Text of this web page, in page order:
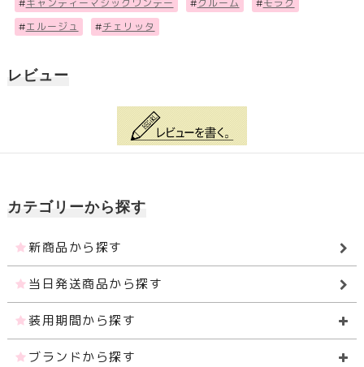
#キャンディーマジックワンデー #クルーム #モラク
#エルージュ #チェリッタ
レビュー
カテゴリーから探す
新商品から探す
当日発送商品から探す
装用期間から探す
ブランドから探す